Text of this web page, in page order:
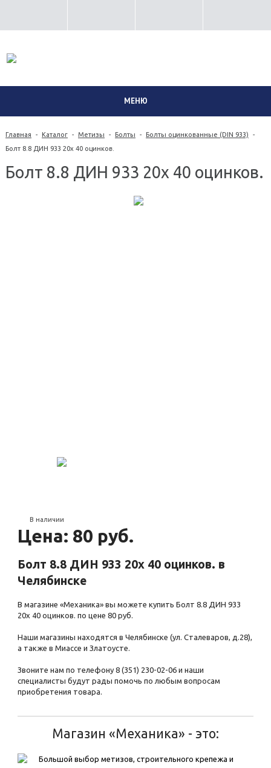
МЕНЮ
Главная - Каталог - Метизы - Болты - Болты оцинкованные (DIN 933)
-
Болт 8.8 ДИН 933 20х 40 оцинков.
Болт 8.8 ДИН 933 20х 40 оцинков.
В наличии
Цена: 80 руб.
Болт 8.8 ДИН 933 20х 40 оцинков. в
Челябинске
В магазине «Механика» вы можете купить Болт 8.8 ДИН 933
20х 40 оцинков. по цене 80 руб.
Наши магазины находятся в Челябинске (ул. Сталеваров, д.28),
а также в Миассе и Златоусте.
Звоните нам по телефону 8 (351) 230-02-06 и наши
специалисты будут рады помочь по любым вопросам
приобретения товара.
Магазин «Механика» - это: